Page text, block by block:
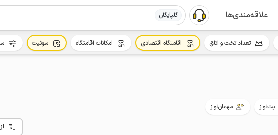
علاقه‌مندی‌ها گلپایگان
پت‌نواز مهمان‌نواز
تعداد تخت و اتاق اقامتگاه اقتصادی امکانات اقامتگاه سوئیت